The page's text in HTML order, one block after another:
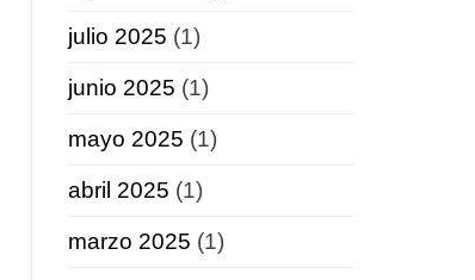
julio 2025 (1)
junio 2025 (1)
mayo 2025 (1)
abril 2025 (1)
marzo 2025 (1)